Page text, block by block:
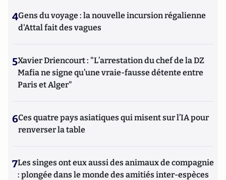
4Gens du voyage : la nouvelle incursion régalienne
d'Attal fait des vagues
5Xavier Driencourt : "L’arrestation du chef de la DZ
Mafia ne signe qu’une vraie-fausse détente entre
Paris et Alger"
6Ces quatre pays asiatiques qui misent sur l’IA pour
renverser la table
7Les singes ont eux aussi des animaux de compagnie
: plongée dans le monde des amitiés inter-espèces